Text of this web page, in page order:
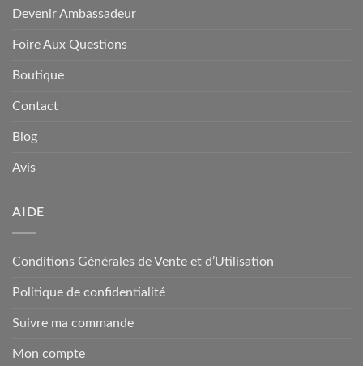
Devenir Ambassadeur
Foire Aux Questions
Boutique
Contact
Blog
Avis
AIDE
Conditions Générales de Vente et d’Utilisation
Politique de confidentialité
Suivre ma commande
Mon compte